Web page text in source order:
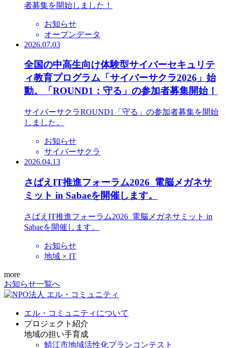
者募集を開始しました！
お知らせ
オープンデータ
2026.07.03
全国の中高生向け体験型サイバーセキュリテ
ィ教育プログラム「サイバーサクラ2026」始
動。「ROUND1：守る」の参加者募集開始！
サイバーサクラROUND1「守る」の参加者募集を開始
しました。
お知らせ
サイバーサクラ
2026.04.13
さばえIT推進フォーラム2026_電脳メガネサ
ミット in Sabaeを開催します。
さばえIT推進フォーラム2026_電脳メガネサミット in
Sabaeを開催します。
お知らせ
地域 × IT
more
お知らせ一覧へ
エル・コミュニティについて
プロジェクト紹介
地域の担い手育成
鯖江市地域活性化プランコンテスト